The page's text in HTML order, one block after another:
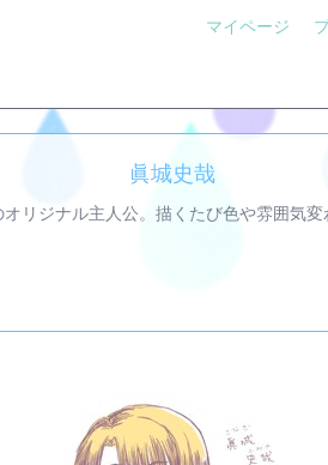
マイページ
眞城史哉
リジナル主人公。描くたび色や雰囲気